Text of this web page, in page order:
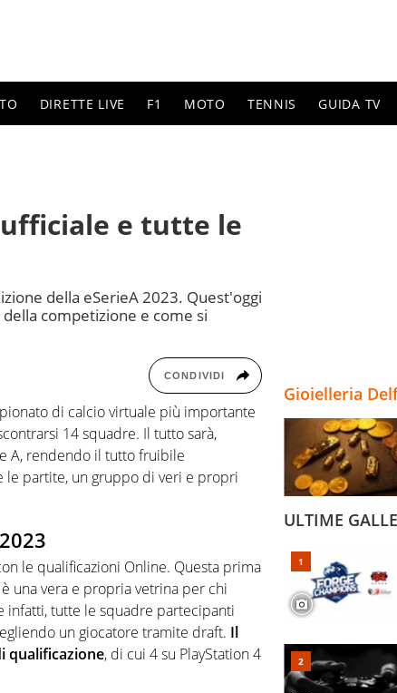
DIRETTE LIVE F1 MOTO TENNIS GUIDA TV
ufficiale e tutte le
della eSerieA 2023. Quest'oggi
competizione e come si
CONDIVIDI
di calcio virtuale più importante
14 squadre. Il tutto sarà,
A, rendendo il tutto fruibile
le partite, un gruppo di veri e propri
le qualificazioni Online. Questa prima
una vera e propria vetrina per chi
infatti, tutte le squadre partecipanti
un giocatore tramite draft. Il
qualificazione, di cui 4 su PlayStation 4
Gioielleria
ULTIME